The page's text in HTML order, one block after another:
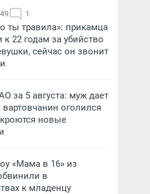
1
ты травила»: прикамца
к 22 годам за убийство
сейчас он звонит
за 5 августа: муж дает
вартовчанин оголился
новые
«Мама в 16» из
в
к младенцу